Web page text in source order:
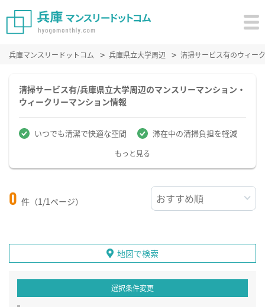
兵庫マンスリードットコム 兵庫県立大学周辺 清掃サービス有のウィー
清掃サービス有/兵庫県立大学周辺のマンスリーマンション・
ウィークリーマンション情報
いつでも清潔で快適な空間 滞在中の清掃負担を軽減
もっと見る
0 件（1/1ページ）
地図で検索
選択条件変更